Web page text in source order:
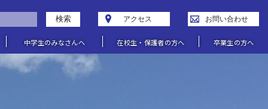
検索 アクセス お問い合わせ
中学生のみなさんへ 在校生・保護者の方へ 卒業生の方へ